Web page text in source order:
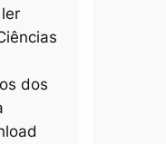
dos